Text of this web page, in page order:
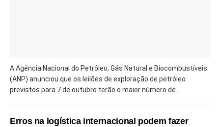
A Agência Nacional do Petróleo, Gás Natural e Biocombustíveis
(ANP) anunciou que os leilões de exploração de petróleo
previstos para 7 de outubro terão o maior número de...
Erros na logística internacional podem fazer